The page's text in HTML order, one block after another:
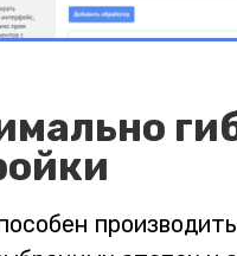
130 260 ₸